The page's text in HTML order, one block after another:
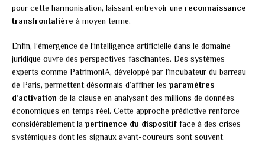
pour cette harmonisation, laissant entrevoir une reconnaissance
transfrontalière à moyen terme.
Enfin, l’émergence de l’intelligence artificielle dans le domaine
juridique ouvre des perspectives fascinantes. Des systèmes
experts comme PatrimonIA, développé par l’incubateur du barreau
de Paris, permettent désormais d’affiner les paramètres
d’activation de la clause en analysant des millions de données
économiques en temps réel. Cette approche prédictive renforce
considérablement la pertinence du dispositifface à des crises
systémiques dont les signaux avant-coureurs sont souvent